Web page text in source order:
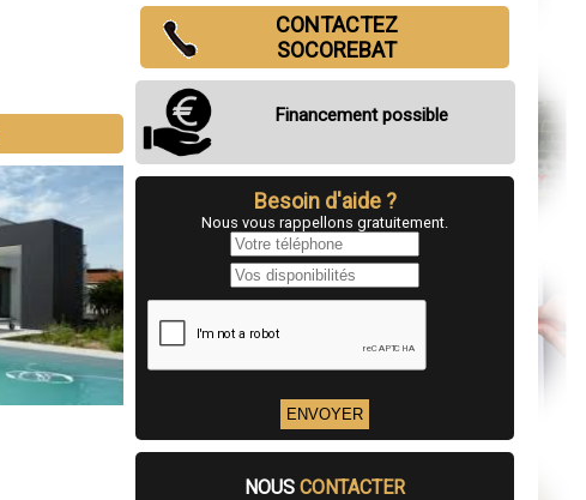
CONTACTEZ
SOCOREBAT
Financement possible
Besoin d'aide ?
Nous vous rappellons gratuitement.
NOUS CONTACTER